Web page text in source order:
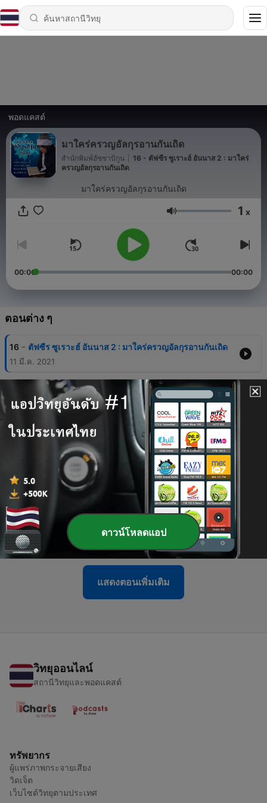
พอดแคสต์
มาใคร่ครวญอัลกุรอานกันเถิด
สำนักพิมพ์อัซซาบิกูน
16 - ตัฟซีร ซูเราะฮ์ อันนาส 2 : มาใคร่
ครวญอัลกุรอานกันเถิด
มาใคร่ครวญอัลกุรอานกันเถิด
ระดับเสียง 1 x
00:00 00:00
ตอนต่าง ๆ
16 - ตัฟซีร ซูเราะฮ์ อันนาส 2 : มาใคร่ครวญอัลกุรอานกันเถิด
11 มี.ค. 2021
ตัฟซีร ซูเราะฮ์ อันนาส 1 : มาใคร่ครวญอัลกุรอานกันเถิด
10 มี.ค. 2021
14
ตัฟซีร ซูเราะฮ์ อัล-ฟะลัก 2 : มาใคร่ครวญอัลกุรอานกัน
เถิด
ตัฟซีร ซูเราะฮ์ อัล-ฟะลัก 1 : มาใคร่ครวญอัลกุรอานกัน
เถิด
08 มี.ค. 2021
12 - ตัฟซีร ซูเราะฮ์ อัล-อิคลาศ 2 : มาใคร่ครวญอัลกุรอานกัน
เถิด
07 มี.ค. 2021
แสดงตอนเพิ่มเติม
วิทยุออนไลน์
สถานีวิทยุและพอดแคสต์
ทรัพยากร
ผู้แพร่ภาพกระจายเสียง
วิดเจ็ต
เว็บไซต์วิทยุตามประเทศ
ดาวน์โหลดแอป